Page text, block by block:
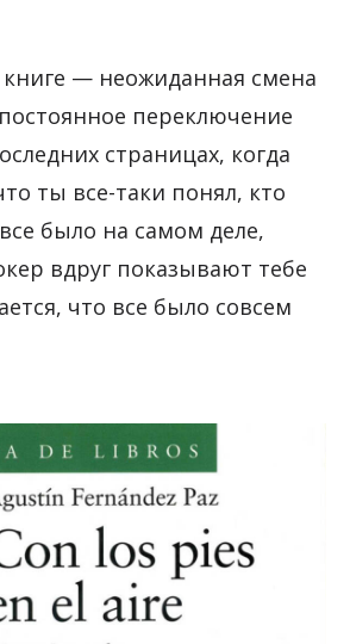
— неожиданная смена
переключение
страницах, когда
ты все-таки понял, кто
было на самом деле,
вдруг показывают тебе
что все было совсем